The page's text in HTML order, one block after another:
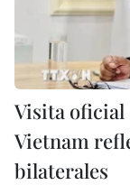
Visita oficial
Vietnam
bilaterales